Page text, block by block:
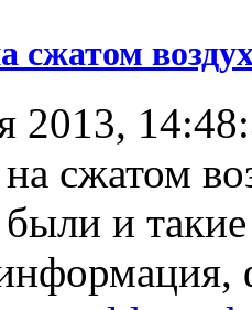
сжатом
2013,
сжатом
и